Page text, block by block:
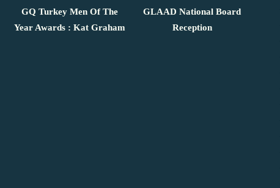
GQ Turkey Men Of The
Year Awards : Kat Graham
GLAAD National Board
Reception